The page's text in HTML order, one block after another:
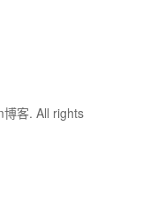
客. All rights